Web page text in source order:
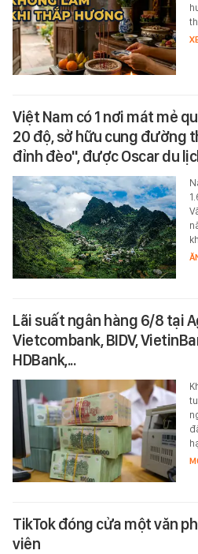
Việt Nam có 1 nơi mát mẻ
20 độ, sở hữu cung đường
đỉnh đèo", được Oscar du
Lãi suất ngân hàng 6/8 tại
Vietcombank, BIDV,
HDBank,...
TikTok đóng cửa một văn
viên